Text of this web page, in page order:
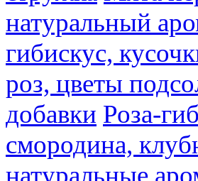
натуральный
гибискус,
роз, цветы
добавки Роза-
смородина,
натуральные